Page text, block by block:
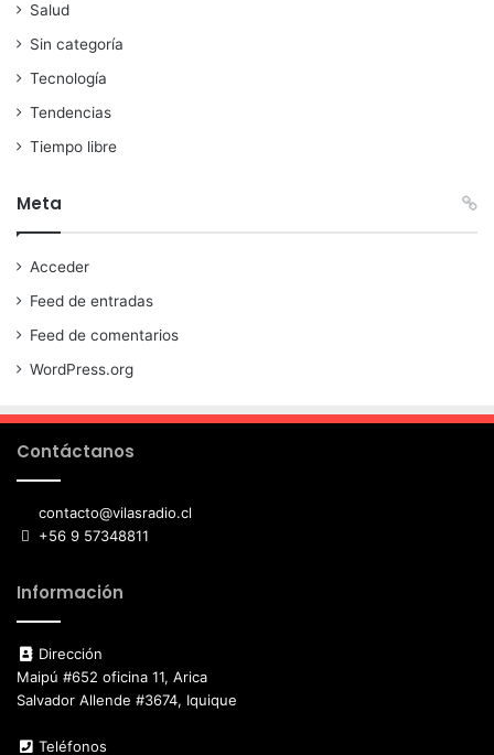
Salud
Sin categoría
Tecnología
Tendencias
Tiempo libre
Meta
Acceder
Feed de entradas
Feed de comentarios
WordPress.org
Contáctanos
contacto@vilasradio.cl
+56 9 57348811
Información
Dirección
Maipú #652 oficina 11, Arica
Salvador Allende #3674, Iquique
Teléfonos